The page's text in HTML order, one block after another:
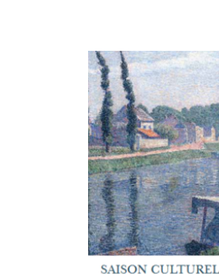
RÉSULTATS